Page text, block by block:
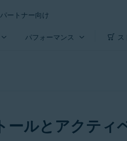
パートナー向け
パフォーマンス ス
ールとアクテ